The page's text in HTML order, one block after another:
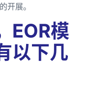
开展。
EOR模
以下几